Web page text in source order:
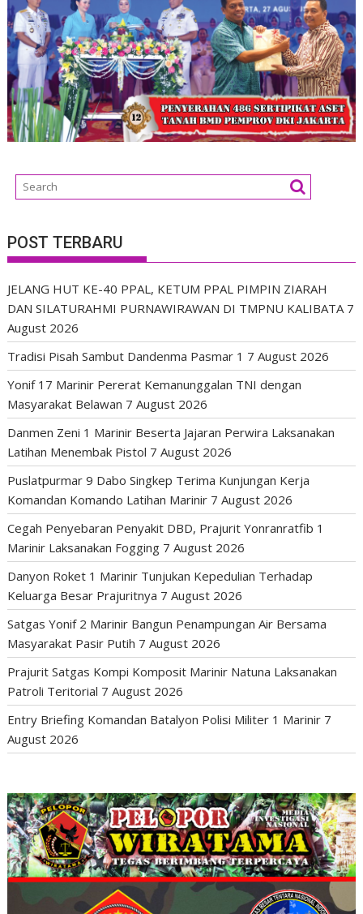
POST TERBARU
JELANG HUT KE-40 PPAL, KETUM PPAL PIMPIN ZIARAH
DAN SILATURAHMI PURNAWIRAWAN DI TMPNU KALIBATA 7
August 2026
Tradisi Pisah Sambut Dandenma Pasmar 1 7 August 2026
Yonif 17 Marinir Pererat Kemanunggalan TNI dengan
Masyarakat Belawan 7 August 2026
Danmen Zeni 1 Marinir Beserta Jajaran Perwira Laksanakan
Latihan Menembak Pistol 7 August 2026
Puslatpurmar 9 Dabo Singkep Terima Kunjungan Kerja
Komandan Komando Latihan Marinir 7 August 2026
Cegah Penyebaran Penyakit DBD, Prajurit Yonranratfib 1
Marinir Laksanakan Fogging 7 August 2026
Danyon Roket 1 Marinir Tunjukan Kepedulian Terhadap
Keluarga Besar Prajuritnya 7 August 2026
Satgas Yonif 2 Marinir Bangun Penampungan Air Bersama
Masyarakat Pasir Putih 7 August 2026
Prajurit Satgas Kompi Komposit Marinir Natuna Laksanakan
Patroli Teritorial 7 August 2026
Entry Briefing Komandan Batalyon Polisi Militer 1 Marinir 7
August 2026